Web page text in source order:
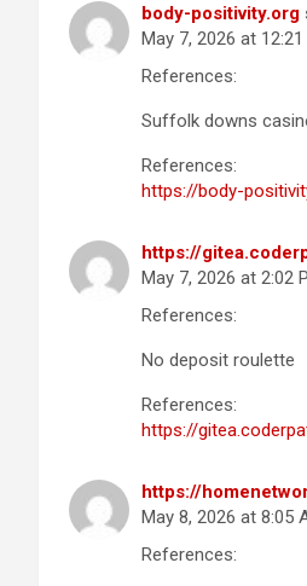
body-positivity.org
May 7, 2026 at 12:21
References:
Suffolk downs
References:
https://body-
https://
May 7, 2026 at 2:02
References:
No deposit roulette
References:
https://
https://
May 8, 2026 at 8:05
References: